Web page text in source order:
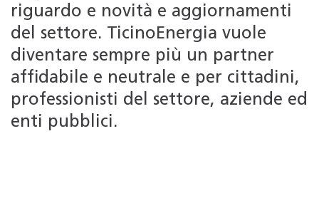
riguardo e novità e aggiornamenti
del settore. TicinoEnergia vuole
diventare sempre più un partner
affidabile e neutrale e per cittadini,
professionisti del settore, aziende ed
enti pubblici.